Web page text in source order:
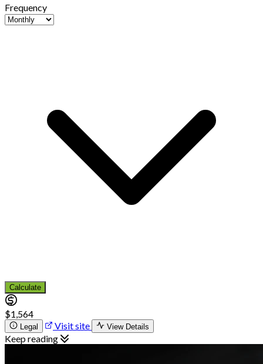
Frequency
Calculate
$1,564
Legal Visit site View Details
Keep reading